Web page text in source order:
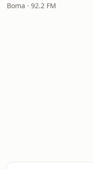
Boma · 92.2 FM